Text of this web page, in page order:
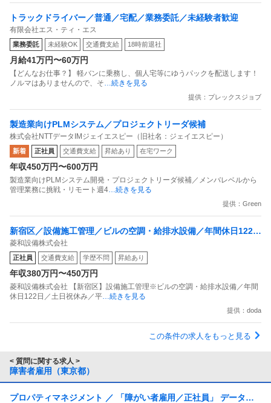
トラックドライバー／普通／宅配／業務委託／未経験者歓迎
有限会社エス・ティ・エス
業務委託 未経験OK 交通費支給 18時前退社
月給41万円〜60万円
【どんなお仕事？】 軽バンに乗務し、個人宅等にゆうパックを配送します！
ノルマはありませんので、そ…続きを見る
提供：プレックスジョブ
製造業向けPLMシステム／プロジェクトリーダ候補
株式会社NTTデータIMジェイエスピー（旧社名：ジェイエスピー）
新着 正社員 交通費支給 昇給あり 在宅ワーク
年収450万円〜600万円
製造業向けPLMシステム開発・プロジェクトリーダ候補／メンバレベルから
管理業務に挑戦・リモート週4…続きを見る
提供：Green
新宿区／設備施工管理／ビルの空調・給排水設備／年間休日122日
／土日祝休み／平均残業20時間
菱和設備株式会社
正社員 交通費支給 学歴不問 昇給あり
年収380万円〜450万円
菱和設備株式会社 【新宿区】設備施工管理※ビルの空調・給排水設備／年間
休日122日／土日祝休み／平…続きを見る
提供：doda
この条件の求人をもっと見る
< 質問に関する求人 >
障害者雇用（東京都）
プロパティマネジメント ／ 「障がい者雇用／正社員」 データセ